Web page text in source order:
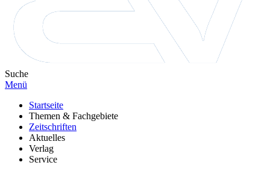
Suche
Menü
Startseite
Themen & Fachgebiete
Zeitschriften
Aktuelles
Verlag
Service